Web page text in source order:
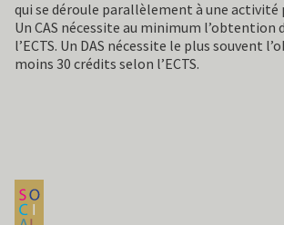
qui se déroule parallèlement à une
Un CAS nécessite au minimum l’obtention
l’ECTS. Un DAS nécessite le plus souvent
moins 30 crédits selon l’ECTS.